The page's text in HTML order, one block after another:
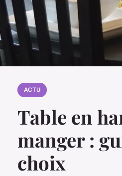
ACTU
Table en
manger :
choix